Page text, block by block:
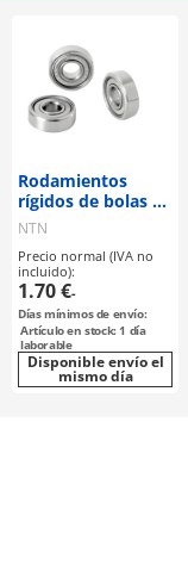
Rodamientos
rígidos de bolas /
de una hilera /
diámetro pequeño
/ compacto / NTN
NTN
Precio normal (IVA no
incluido):
1.70 €-
Días mínimos de envío:
Artículo en stock: 1 día
laborable
Disponible envío el
mismo día